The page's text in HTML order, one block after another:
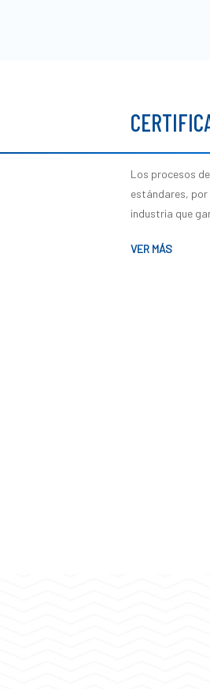
Los procesos
estándares, por
industria que
VER MÁS